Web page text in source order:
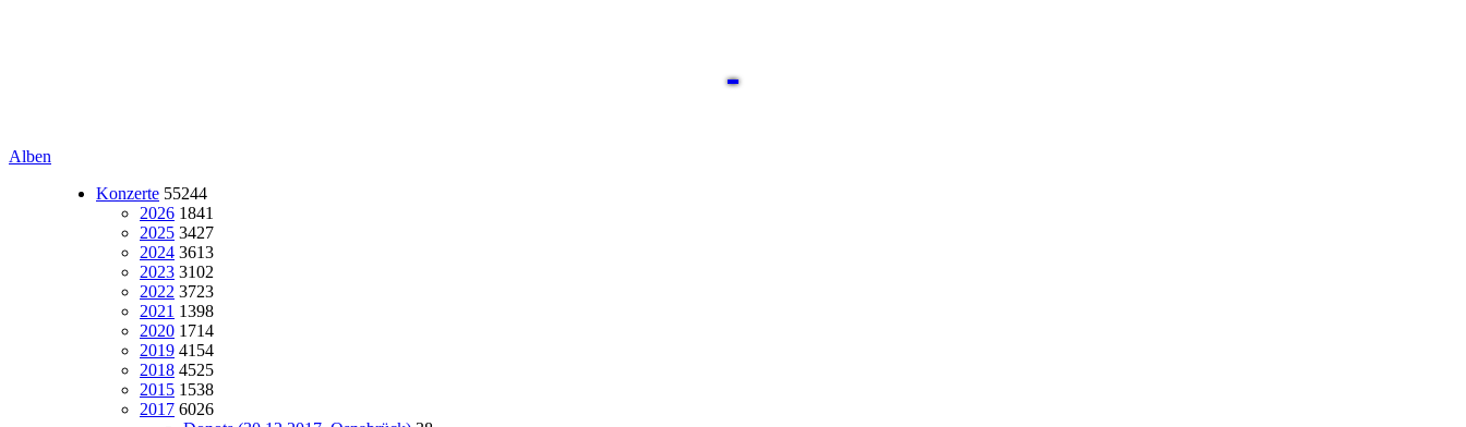
Alben
Konzerte 55244
2026 1841
2025 3427
2024 3613
2023 3102
2022 3723
2021 1398
2020 1714
2019 4154
2018 4525
2015 1538
2017 6026